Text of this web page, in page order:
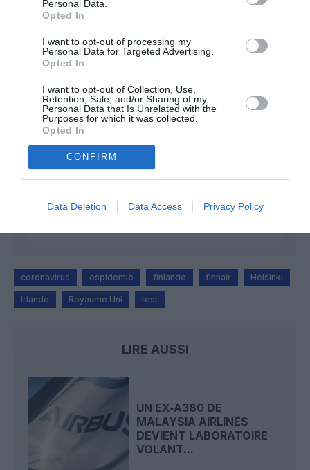
Personal Data.
Opted In
I want to opt-out of processing my
Personal Data for Targeted Advertising.
Opted In
I want to opt-out of Collection, Use,
Retention, Sale, and/or Sharing of my
Personal Data that Is Unrelated with the
Purposes for which it was collected.
Opted In
CONFIRM
Data Deletion Data Access Privacy Policy
DERNIERS COMMENTAIRES
atplhkta commenté l'article :
Contrôles aux frontières entre l’Espagne et l’Italie : des
arrivées plus longues, des correspondances à risque
Pyramides, croisières et mer Rouge : l’Égypte mise sur
coronavirus espidemie finlande finnair Helsinki
Irlande Royaume Uni test
LIRE AUSSI
UN EX‑A380 DE
MALAYSIA AIRLINES
DEVIENT LABORATOIRE
VOLANT...